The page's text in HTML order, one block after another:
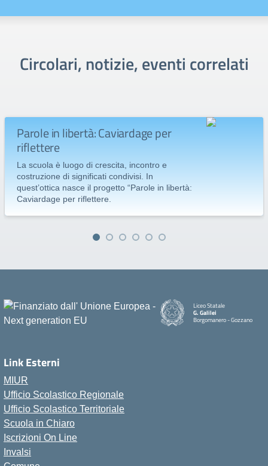
Circolari, notizie, eventi correlati
Parole in libertà: Caviardage per
riflettere
La scuola è luogo di crescita, incontro e
costruzione di significati condivisi. In
quest’ottica nasce il progetto “Parole in libertà:
Caviardage per riflettere.
Liceo Statale
G. Galilei
Borgomanero - Gozzano
Link Esterni
MIUR
Ufficio Scolastico Regionale
Ufficio Scolastico Territoriale
Scuola in Chiaro
Iscrizioni On Line
Invalsi